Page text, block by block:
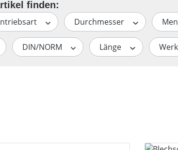
Durchmesser
DIN/NORM Länge